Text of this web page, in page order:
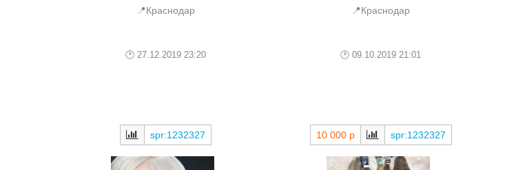
📍Краснодар
27.12.2019 23:20
spr:1232327
📍Краснодар
09.10.2019 21:01
10 000 р spr:1232327